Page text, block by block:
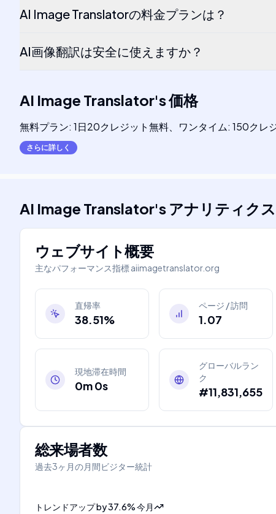
AI Image Translatorの料金プランは？
AI画像翻訳は安全に使えますか？
AI Image Translator's価格
無料プラン: 1日20クレジット無料、ワンタイム: 150ク
さらに詳しく
AI Image Translator's アナリティクス
ウェブサイト概要
主なパフォーマンス指標aiimagetranslator.org
直帰率
38.51%
ページ / 訪問
1.07
現地滞在時間
0m 0s
グローバルラン
ク
#11,831,655
総来場者数
過去3ヶ月の月間ビジター統計
トレンドアップby37.6%今月